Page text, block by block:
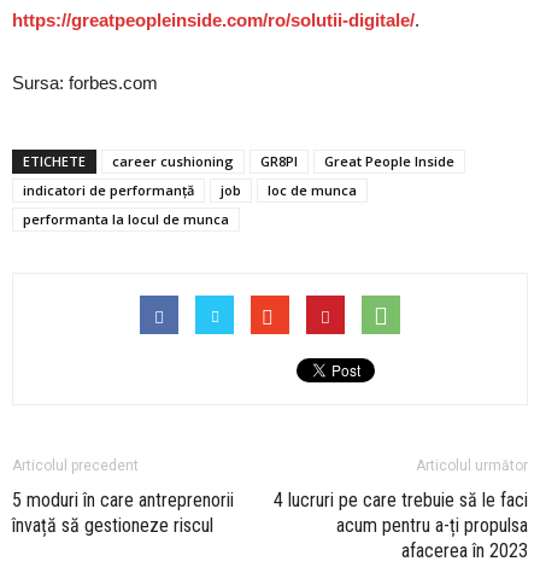
https://greatpeopleinside.com/ro/solutii-digitale/.
Sursa: forbes.com
ETICHETE career cushioning GR8PI
Great People Inside
indicatori de performanță
job
loc de munca
performanta la locul de munca
Articolul precedent
5 moduri în care antreprenorii
învață să gestioneze riscul
Articolul următor
4 lucruri pe care trebuie să le faci
acum pentru a-ți propulsa
afacerea în 2023